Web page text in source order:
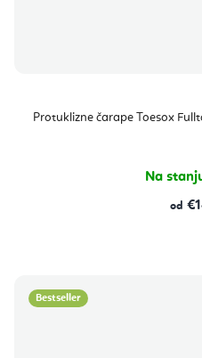
Protuklizne čarape Toesox
Na
od
Bestseller